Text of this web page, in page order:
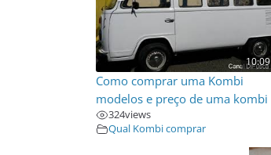
10:09
Como comprar uma Kombi
modelos e preço de uma kombi
324views
Qual Kombi comprar